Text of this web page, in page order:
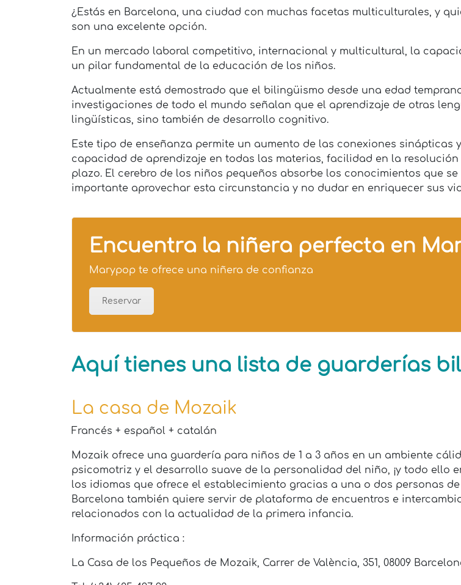
¿Estás en Barcelona, una ciudad con muchas facetas multiculturales, y
son una excelente opción.
En un mercado laboral competitivo, internacional y multicultural, la
un pilar fundamental de la educación de los niños.
Actualmente está demostrado que el bilingüismo desde una edad
investigaciones de todo el mundo señalan que el aprendizaje de otras
lingüísticas, sino también de desarrollo cognitivo.
Este tipo de enseñanza permite un aumento de las conexiones
capacidad de aprendizaje en todas las materias, facilidad en la
plazo. El cerebro de los niños pequeños absorbe los conocimientos que
importante aprovechar esta circunstancia y no dudar en enriquecer sus
Encuentra la niñera perfecta en
Marypop te ofrece una niñera de confianza
Reservar
Aquí tienes una lista de guarderías
La casa de Mozaik
Francés + español + catalán
Mozaik ofrece una guardería para niños de 1 a 3 años en un ambiente
psicomotriz y el desarrollo suave de la personalidad del niño, ¡y todo ello
los idiomas que ofrece el establecimiento gracias a una o dos personas
Barcelona también quiere servir de plataforma de encuentros e
relacionados con la actualidad de la primera infancia.
Información práctica :
La Casa de los Pequeños de Mozaik, Carrer de València, 351, 08009